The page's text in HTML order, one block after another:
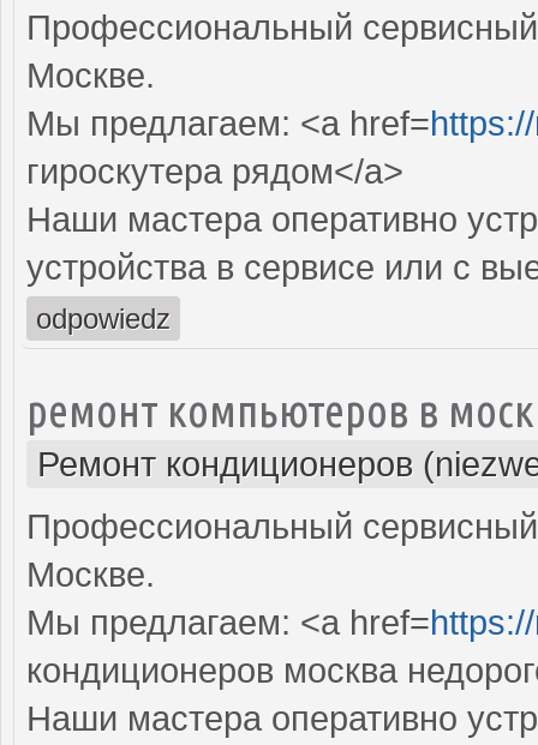
Профессиональный сервисный
Москве.
Мы предлагаем: <a href=
гироскутера рядом</a>
Наши мастера оперативно
устройства в сервисе или с
odpowiedz
ремонт компьютеров в
Ремонт кондиционеров
Профессиональный
Москве.
Мы предлагаем: <a href=
кондиционеров москва
Наши мастера оперативно